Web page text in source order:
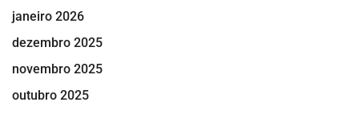
janeiro 2026
dezembro 2025
novembro 2025
outubro 2025